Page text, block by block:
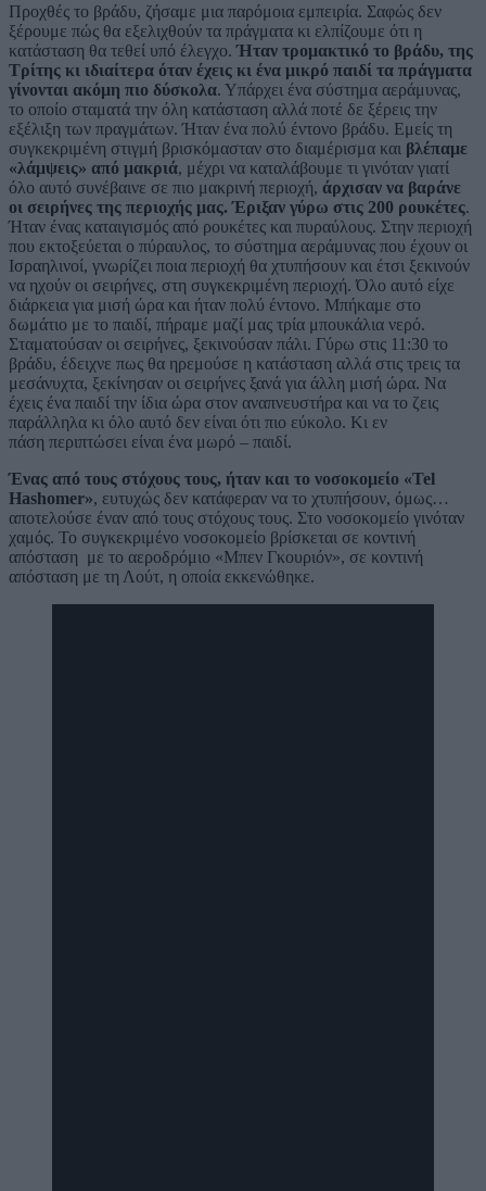
Προχθές το βράδυ, ζήσαμε μια παρόμοια εμπειρία. Σαφώς δεν
ξέρουμε πώς θα εξελιχθούν τα πράγματα κι ελπίζουμε ότι η
κατάσταση θα τεθεί υπό έλεγχο.Ήταν τρομακτικό το βράδυ, της
Τρίτης κι ιδιαίτερα όταν έχεις κι ένα μικρό παιδί τα πράγματα
γίνονται ακόμη πιο δύσκολα. Υπάρχει ένα σύστημα αεράμυνας,
το οποίο σταματά την όλη κατάσταση αλλά ποτέ δε ξέρεις την
εξέλιξη των πραγμάτων. Ήταν ένα πολύ έντονο βράδυ. Εμείς τη
συγκεκριμένη στιγμή βρισκόμασταν στο διαμέρισμα και βλέπαμε
«λάμψεις» από μακριά, μέχρι να καταλάβουμε τι γινόταν γιατί
όλο αυτό συνέβαινε σε πιο μακρινή περιοχή, άρχισαν να βαράνε
οι σειρήνες της περιοχής μας. Έριξαν γύρω στις 200 ρουκέτες.
Ήταν ένας καταιγισμός από ρουκέτες και πυραύλους. Στην περιοχή
που εκτοξεύεται ο πύραυλος, το σύστημα αεράμυνας που έχουν οι
Ισραηλινοί, γνωρίζει ποια περιοχή θα χτυπήσουν και έτσι ξεκινούν
να ηχούν οι σειρήνες, στη συγκεκριμένη περιοχή. Όλο αυτό είχε
διάρκεια για μισή ώρα και ήταν πολύ έντονο. Μπήκαμε στο
δωμάτιο με το παιδί, πήραμε μαζί μας τρία μπουκάλια νερό.
Σταματούσαν οι σειρήνες, ξεκινούσαν πάλι. Γύρω στις 11:30 το
βράδυ, έδειχνε πως θα ηρεμούσε η κατάσταση αλλά στις τρεις τα
μεσάνυχτα, ξεκίνησαν οι σειρήνες ξανά για άλλη μισή ώρα. Να
έχεις ένα παιδί την ίδια ώρα στον αναπνευστήρα και να το ζεις
παράλληλα κι όλο αυτό δεν είναι ότι πιο εύκολο. Κι εν
πάση περιπτώσει είναι ένα μωρό – παιδί.
Ένας από τους στόχους τους, ήταν και το νοσοκομείο «Tel
Hashomer», ευτυχώς δεν κατάφεραν να το χτυπήσουν, όμως…
αποτελούσε έναν από τους στόχους τους. Στο νοσοκομείο γινόταν
χαμός. Το συγκεκριμένο νοσοκομείο βρίσκεται σε κοντινή
απόσταση με το αεροδρόμιο «Μπεν Γκουριόν», σε κοντινή
απόσταση με τη Λούτ, η οποία εκκενώθηκε.